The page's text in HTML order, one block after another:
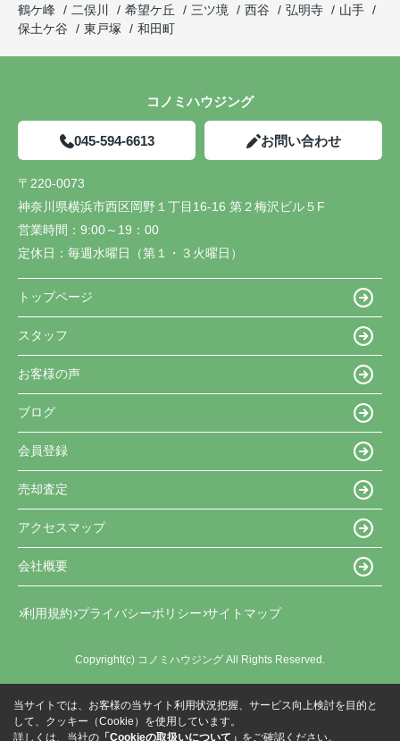
鶴ケ峰
二俣川 希望ケ丘 三ツ境 西谷 弘明寺
山手
保土ケ谷
東戸塚 和田町
コノミハウジング
045-594-6613 お問い合わせ
〒220-0073
神奈川県横浜市西区岡野１丁目16-16 第２梅沢ビル５F
営業時間： 9:00～19：00
定休日： 毎週水曜日（第１・３火曜日）
トップページ
スタッフ
お客様の声
ブログ
会員登録
売却査定
アクセスマップ
会社概要
利用規約 プライバシーポリシー サイトマップ
Copyright(c) コノミハウジング All Rights Reserved.
当サイトでは、お客様の当サイト利用状況把握、サービス向上検討を目的と
して、クッキー（Cookie）を使用しています。
詳しくは、当社の 「Cookieの取扱いについて」 をご確認ください。